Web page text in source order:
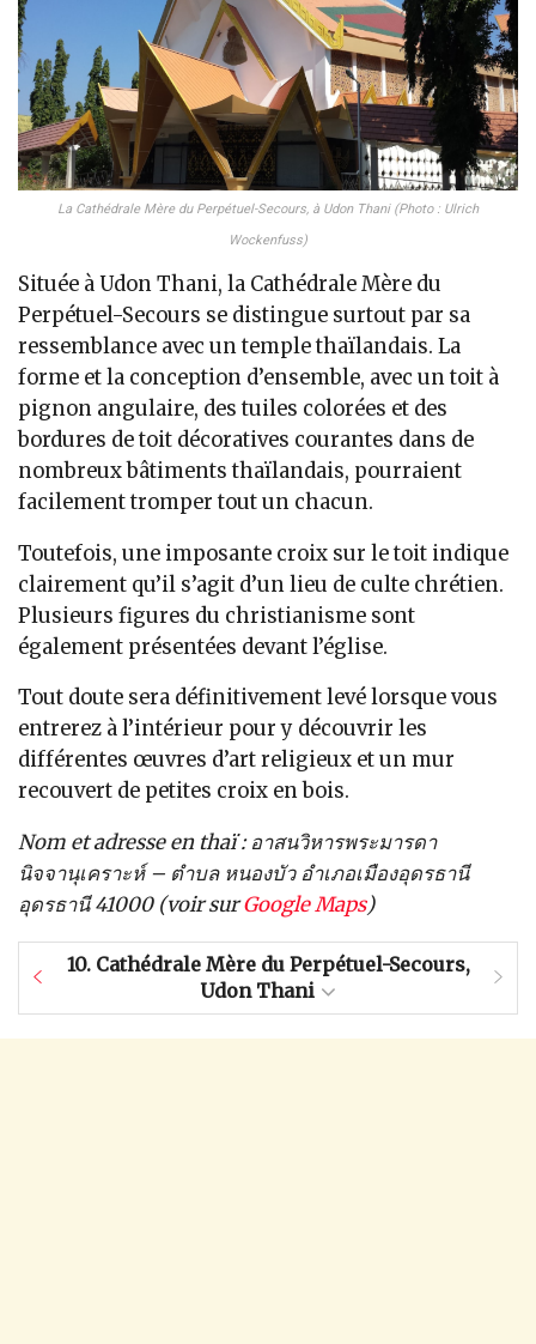
La Cathédrale Mère du Perpétuel-Secours, à Udon Thani (Photo : Ulrich
Wockenfuss)
Située à Udon Thani, la Cathédrale Mère du
Perpétuel-Secours se distingue surtout par sa
ressemblance avec un temple thaïlandais. La
forme et la conception d’ensemble, avec un toit à
pignon angulaire, des tuiles colorées et des
bordures de toit décoratives courantes dans de
nombreux bâtiments thaïlandais, pourraient
facilement tromper tout un chacun.
Toutefois, une imposante croix sur le toit indique
clairement qu’il s’agit d’un lieu de culte chrétien.
Plusieurs figures du christianisme sont
également présentées devant l’église.
Tout doute sera définitivement levé lorsque vous
entrerez à l’intérieur pour y découvrir les
différentes œuvres d’art religieux et un mur
recouvert de petites croix en bois.
Nom et adresse en thaï : อาสนวิหารพระมารดา
นิจจานุเคราะห์ – ตำบล หนองบัว อำเภอเมืองอุดรธานี
อุดรธานี 41000 (voir surGoogle Maps)
10.Cathédrale Mère du Perpétuel-Secours,
Udon Thani